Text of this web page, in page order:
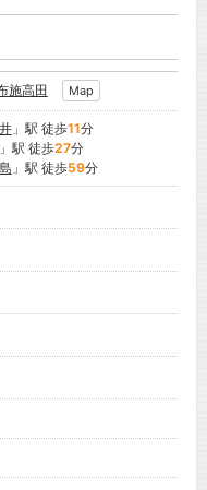
施高田 Map
」駅 徒歩11分
駅 徒歩27分
」駅 徒歩59分